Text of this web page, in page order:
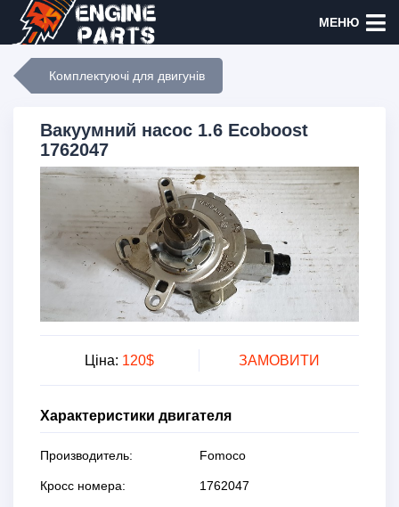
МЕНЮ
Комплектуючі для двигунів
Вакуумний насос 1.6 Ecoboost
1762047
Ціна: 120$ ЗАМОВИТИ
Характеристики двигателя
Производитель: Fomoco
Кросс номера: 1762047